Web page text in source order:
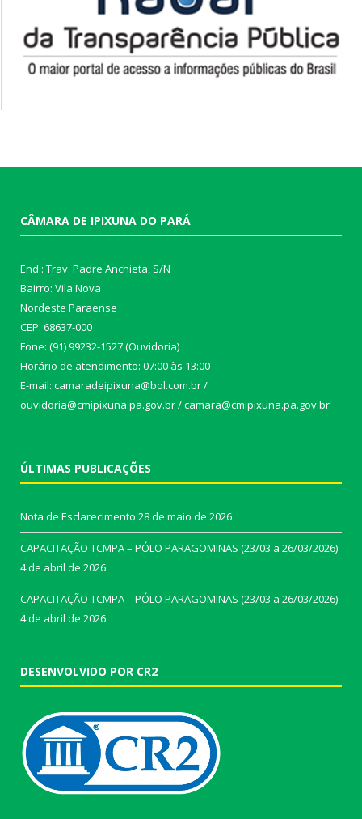
CÂMARA DE IPIXUNA DO PARÁ
End.: Trav. Padre Anchieta, S/N
Bairro: Vila Nova
Nordeste Paraense
CEP: 68637-000
Fone: (91) 99232-1527 (Ouvidoria)
Horário de atendimento: 07:00 às 13:00
E-mail: camaradeipixuna@bol.com.br /
ouvidoria@cmipixuna.pa.gov.br / camara@cmipixuna.pa.gov.br
ÚLTIMAS PUBLICAÇÕES
Nota de Esclarecimento 28 de maio de 2026
CAPACITAÇÃO TCMPA – PÓLO PARAGOMINAS (23/03 a 26/03/2026)
4 de abril de 2026
CAPACITAÇÃO TCMPA – PÓLO PARAGOMINAS (23/03 a 26/03/2026)
4 de abril de 2026
DESENVOLVIDO POR CR2